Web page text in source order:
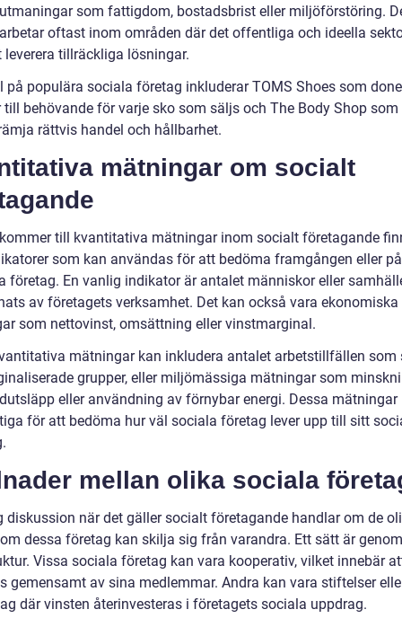
som fattigdom, bostadsbrist eller miljöförstöring.
oftast inom områden där det offentliga och ideella
leverera tillräckliga lösningar.
på populära sociala företag inkluderar TOMS Shoes som
till behövande för varje sko som säljs och The Body Shop som
rättvis handel och hållbarhet.
mätningar om socialt
till kvantitativa mätningar inom socialt företagande
som kan användas för att bedöma framgången eller
företag. En vanlig indikator är antalet människor eller
av företagets verksamhet. Det kan också vara ekonomiska
som nettovinst, omsättning eller vinstmarginal.
mätningar kan inkludera antalet arbetstillfällen som
grupper, eller miljömässiga mätningar som
eller användning av förnybar energi. Dessa mätningar
för att bedöma hur väl sociala företag lever upp till sitt
mellan olika sociala
diskussion när det gäller socialt företagande handlar om de
dessa företag kan skilja sig från varandra. Ett sätt är
Vissa sociala företag kan vara kooperativ, vilket innebär
gemensamt av sina medlemmar. Andra kan vara stiftelser
där vinsten återinvesteras i företagets sociala uppdrag.